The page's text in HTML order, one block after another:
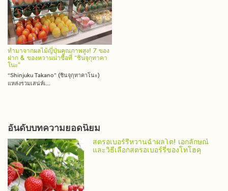
ทำมาจากผลไม้ญี่ปุ่นคุณภาพสูง! 7 ของ
ฝาก & ของหวานน่าซื้อที่ “ชินจุกุทาคา
โนะ”
“Shinjuku Takano” (ชินจุกุทาคาโนะ)
แหล่งรวมเสน่ห์เ...
อันดับบทความยอดนิยม
สตรอเบอร์รี่หวานฉ่ำผลโต! เอกลักษณ์
และวิธีเลือกสตรอเบอร์รี่ของโทโฮคุ